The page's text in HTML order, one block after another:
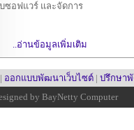
ซอฟแวร์ และจัดการ
..อ่านข้อมูลเพิ่มเติม
| ออกแบบพัฒนาเว็บไซต์ | ปรึกษา
by BayNetty Computer